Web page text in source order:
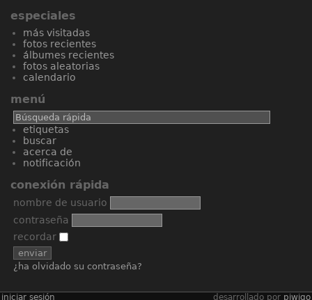
especiales
más visitadas
fotos recientes
álbumes recientes
fotos aleatorias
calendario
menú
etiquetas
buscar
acerca de
notificación
conexión rápida
nombre de usuario
contraseña
recordar
¿ha olvidado su contraseña?
iniciar sesión desarrollado por piwigo